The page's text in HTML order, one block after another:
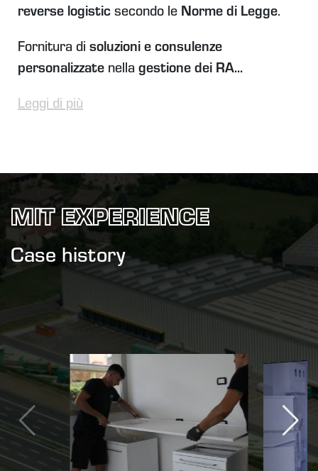
reverse logistic secondo le Norme di Legge.
Fornitura di soluzioni e consulenze
personalizzate nella gestione dei RA...
Leggi di più
MIT EXPERIENCE
Case history